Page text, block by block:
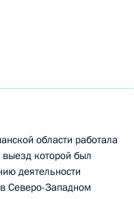
области работала
которой был
деятельности
Северо-Западном